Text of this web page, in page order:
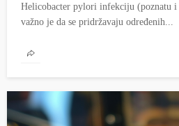
Helicobacter pylori infekciju (poznatu i
važno je da se pridržavaju određenih...